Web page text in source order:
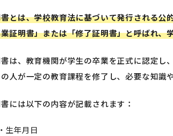
とは、学校教育法に基づいて発行される公
証明書」または「修了証明書」と呼ばれ
は、教育機関が学生の卒業を正式に認定
人が一定の教育課程を修了し、必要な知識
には以下の内容が記載されます：
生年月日